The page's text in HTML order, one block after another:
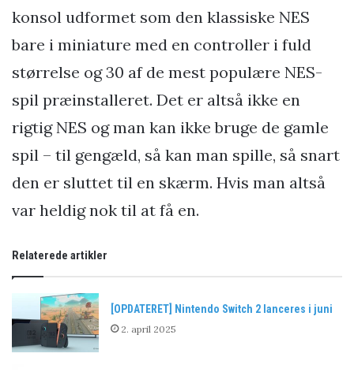
konsol udformet som den klassiske NES
bare i miniature med en controller i fuld
størrelse og 30 af de mest populære NES-
spil præinstalleret. Det er altså ikke en
rigtig NES og man kan ikke bruge de gamle
spil – til gengæld, så kan man spille, så snart
den er sluttet til en skærm. Hvis man altså
var heldig nok til at få en.
Relaterede artikler
[OPDATERET] Nintendo Switch 2 lanceres i juni
2. april 2025